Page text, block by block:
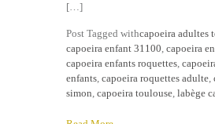
[…]
Post Tagged withcapoeira adultes
capoeira enfant 31100, capoeira
capoeira enfants roquettes,
enfants, capoeira roquettes adulte,
simon, capoeira toulouse, labège